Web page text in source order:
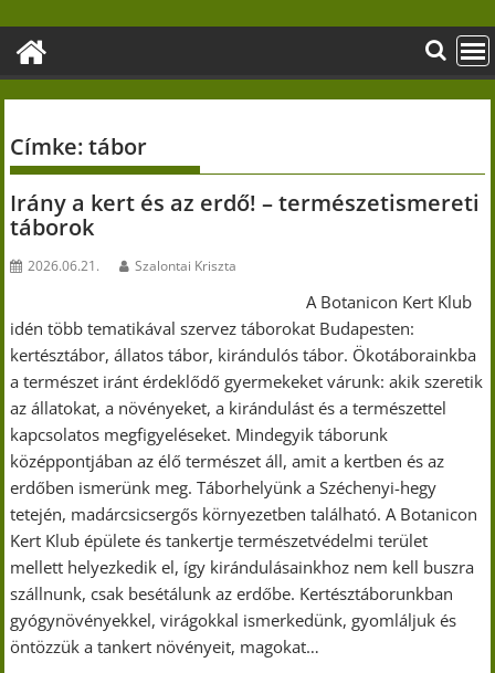
content
Címke:tábor
Irány a kert és az erdő! – természetismereti
táborok
2026.06.21. Szalontai Kriszta
A Botanicon Kert Klub
idén több tematikával szervez táborokat Budapesten:
kertésztábor, állatos tábor, kirándulós tábor. Ökotáborainkba
a természet iránt érdeklődő gyermekeket várunk: akik szeretik
az állatokat, a növényeket, a kirándulást és a természettel
kapcsolatos megfigyeléseket. Mindegyik táborunk
középpontjában az élő természet áll, amit a kertben és az
erdőben ismerünk meg. Táborhelyünk a Széchenyi-hegy
tetején, madárcsicsergős környezetben található. A Botanicon
Kert Klub épülete és tankertje természetvédelmi terület
mellett helyezkedik el, így kirándulásainkhoz nem kell buszra
szállnunk, csak besétálunk az erdőbe. Kertésztáborunkban
gyógynövényekkel, virágokkal ismerkedünk, gyomláljuk és
öntözzük a tankert növényeit, magokat…